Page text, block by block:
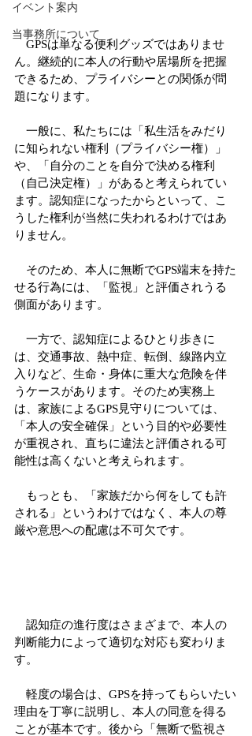
イベント案内
当事務所について
GPSは単なる便利グッズではありませ
ん。継続的に本人の行動や居場所を把握
できるため、プライバシーとの関係が問
題になります。
一般に、私たちには「私生活をみだり
に知られない権利（プライバシー権）」
や、「自分のことを自分で決める権利
（自己決定権）」があると考えられてい
ます。認知症になったからといって、こ
うした権利が当然に失われるわけではあ
りません。
そのため、本人に無断でGPS端末を持た
せる行為には、「監視」と評価されうる
側面があります。
一方で、認知症によるひとり歩きに
は、交通事故、熱中症、転倒、線路内立
入りなど、生命・身体に重大な危険を伴
うケースがあります。そのため実務上
は、家族によるGPS見守りについては、
「本人の安全確保」という目的や必要性
が重視され、直ちに違法と評価される可
能性は高くないと考えられます。
もっとも、「家族だから何をしても許
される」というわけではなく、本人の尊
厳や意思への配慮は不可欠です。
認知症の進行度はさまざまで、本人の
判断能力によって適切な対応も変わりま
す。
軽度の場合は、GPSを持ってもらいたい
理由を丁寧に説明し、本人の同意を得る
ことが基本です。後から「無断で監視さ